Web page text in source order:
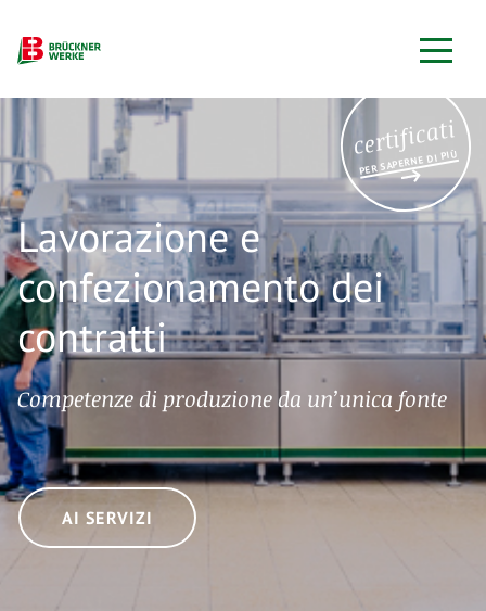
Lavorazione e
confezionamento dei
contratti
Competenze di produzione da un’unica fonte
AI SERVIZI
certificati
PER SAPERNE DI PIÙ